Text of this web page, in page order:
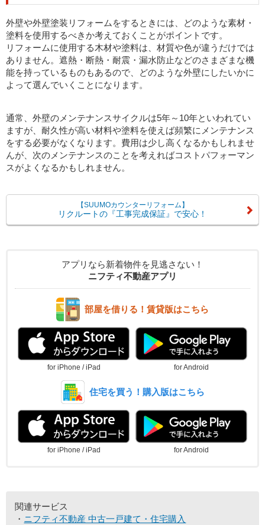
外壁や外壁塗装リフォームをするときには、どのような素材・
塗料を使用するべきか考えておくことがポイントです。
リフォームに使用する木材や塗料は、材質や色が違うだけでは
ありません。遮熱・断熱・耐震・漏水防止などのさまざまな機
能を持っているものもあるので、どのような外壁にしたいかに
よって選んでいくことになります。
通常、外壁のメンテナンスサイクルは5年～10年といわれてい
ますが、耐久性が高い材料や塗料を使えば頻繁にメンテナンス
をする必要がなくなります。費用は少し高くなるかもしれませ
んが、次のメンテナンスのことを考えればコストパフォーマン
スがよくなるかもしれません。
【SUUMOカウンターリフォーム】
リクルートの『工事完成保証』で安心！
アプリなら新着物件を見逃さない！
ニフティ不動産アプリ
部屋を借りる！賃貸版はこちら
for iPhone / iPad for Android
住宅を買う！購入版はこちら
for iPhone / iPad for Android
関連サービス
ニフティ不動産 中古一戸建て・住宅購入